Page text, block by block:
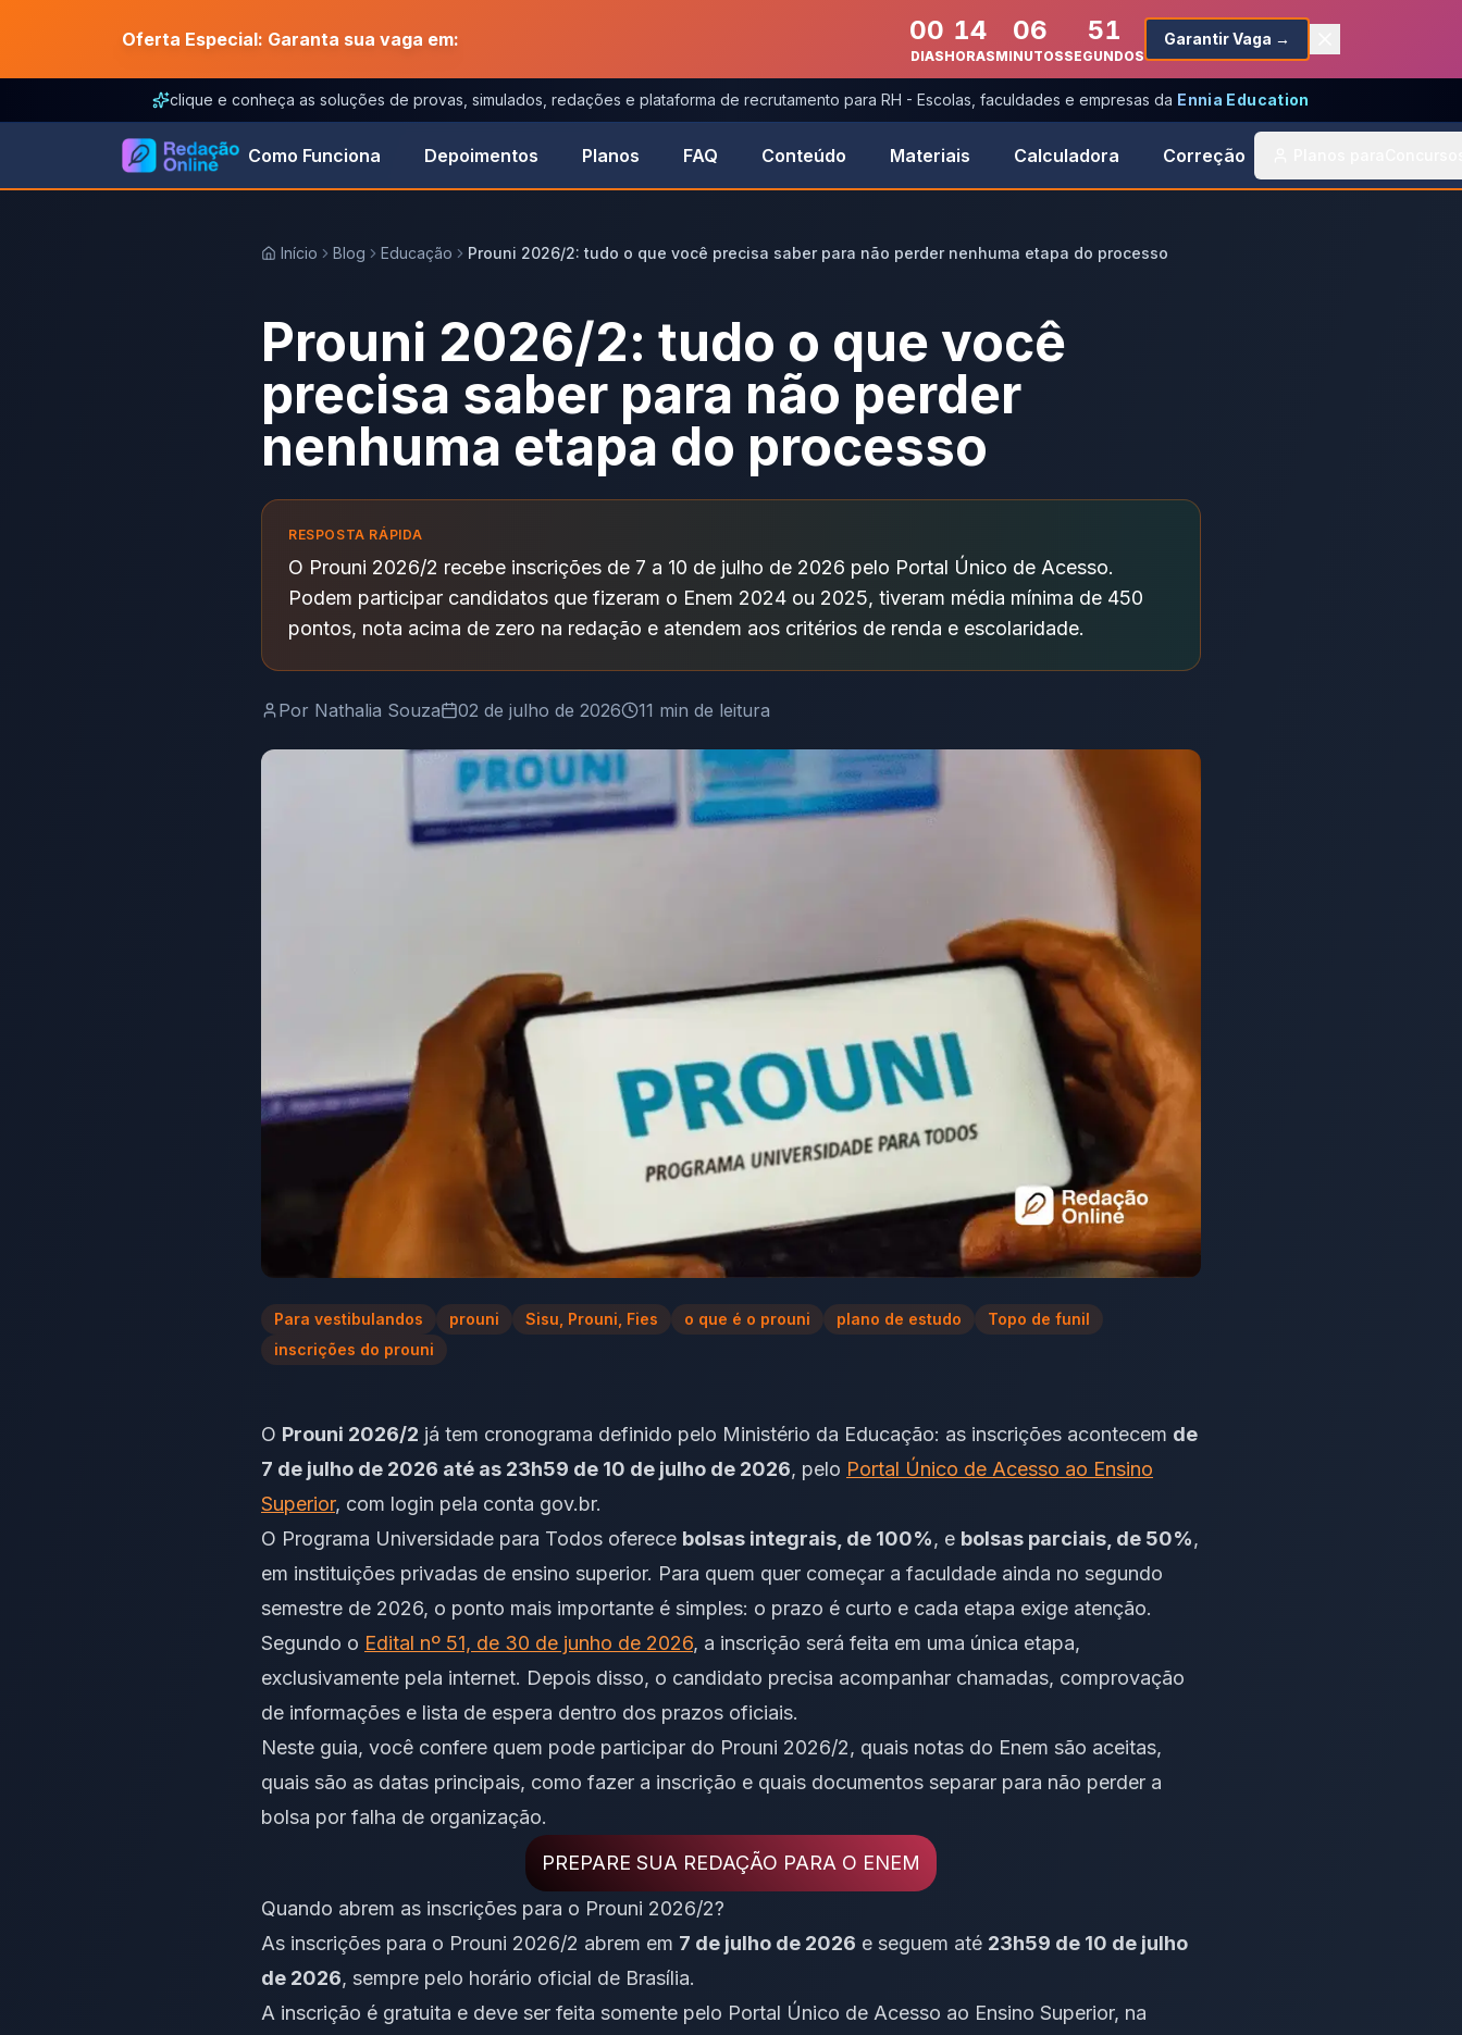
Oferta Especial: Garanta sua vaga em: 00
DIAS
14
HORAS
06
MINUTOS
51
SEGUNDOS
Garantir Vaga →
clique e conheça as soluções de provas, simulados, redações e plataforma de recrutamento para RH - Escolas, faculdades e empresas da Ennia Education
Como Funciona Depoimentos Planos FAQ Conteúdo Materiais Calculadora Correção
Início Blog Educação Prouni 2026/2: tudo o que você precisa saber para não perder nenhuma etapa do processo
Prouni 2026/2: tudo o que você
precisa saber para não perder
nenhuma etapa do processo
RESPOSTA RÁPIDA
O Prouni 2026/2 recebe inscrições de 7 a 10 de julho de 2026 pelo Portal Único de Acesso.
Podem participar candidatos que fizeram o Enem 2024 ou 2025, tiveram média mínima de 450
pontos, nota acima de zero na redação e atendem aos critérios de renda e escolaridade.
Por Nathalia Souza 02 de julho de 2026 11 min de leitura
Para vestibulandos prouni Sisu, Prouni, Fies o que é o prouni plano de estudo
Topo de funil
inscrições do prouni
O Prouni 2026/2 já tem cronograma definido pelo Ministério da Educação: as inscrições acontecem de
7 de julho de 2026 até as 23h59 de 10 de julho de 2026, pelo Portal Único de Acesso ao Ensino
Superior, com login pela conta gov.br.
O Programa Universidade para Todos oferece bolsas integrais, de 100%, e bolsas parciais, de 50%,
em instituições privadas de ensino superior. Para quem quer começar a faculdade ainda no segundo
semestre de 2026, o ponto mais importante é simples: o prazo é curto e cada etapa exige atenção.
Segundo o Edital nº 51, de 30 de junho de 2026, a inscrição será feita em uma única etapa,
exclusivamente pela internet. Depois disso, o candidato precisa acompanhar chamadas, comprovação
de informações e lista de espera dentro dos prazos oficiais.
Neste guia, você confere quem pode participar do Prouni 2026/2, quais notas do Enem são aceitas,
quais são as datas principais, como fazer a inscrição e quais documentos separar para não perder a
bolsa por falha de organização.
PREPARE SUA REDAÇÃO PARA O ENEM
Quando abrem as inscrições para o Prouni 2026/2?
As inscrições para o Prouni 2026/2 abrem em 7 de julho de 2026 e seguem até 23h59 de 10 de julho
de 2026, sempre pelo horário oficial de Brasília.
A inscrição é gratuita e deve ser feita somente pelo Portal Único de Acesso ao Ensino Superior, na